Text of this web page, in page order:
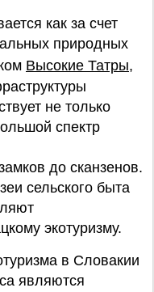
как за счет
природных
Высокие Татры,
не только
спектр
до сканзенов.
сельского быта
экотуризму.
в Словакии
являются